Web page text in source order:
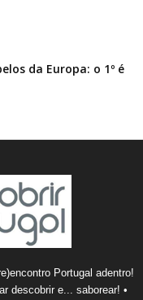
da Europa: o 1º é
Portugal adentro!
descobrir e... saborear! •